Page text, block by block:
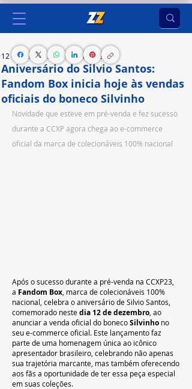
Aniversário do Silvio Santos:
Fandom Box inicia hoje às vendas
oficiais do boneco Silvinho
12 de dez. de 2023 2 min de leitura
Novidade que esteve em pré-venda e fez sucesso
durante a CCXP agora chega ao e-commerce
oficial da marca de colecionáveis 100% nacional
Após o sucesso durante a pré-venda na CCXP23,
a Fandom Box , marca de colecionáveis 100%
nacional, celebra o aniversário de Silvio Santos,
comemorado neste dia 12 de dezembro , ao
anunciar a venda oficial do boneco Silvinho no
seu e-commerce oficial. Este lançamento faz
parte de uma homenagem única ao icônico
apresentador brasileiro, celebrando não apenas
sua trajetória marcante, mas também oferecendo
aos fãs a oportunidade de ter essa peça especial
em suas coleções.